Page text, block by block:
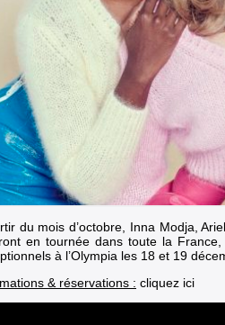
du mois d’octobre, Inna Modja,
en tournée dans toute la
à l’Olympia les 18 et 19
& réservations : cliquez ici